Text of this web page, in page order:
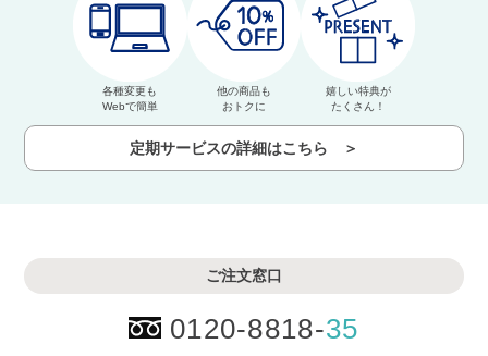
各種変更も
Webで簡単
他の商品も
おトクに
嬉しい特典が
たくさん！
定期サービスの詳細はこちら ＞
ご注文窓口
0120-8818-35